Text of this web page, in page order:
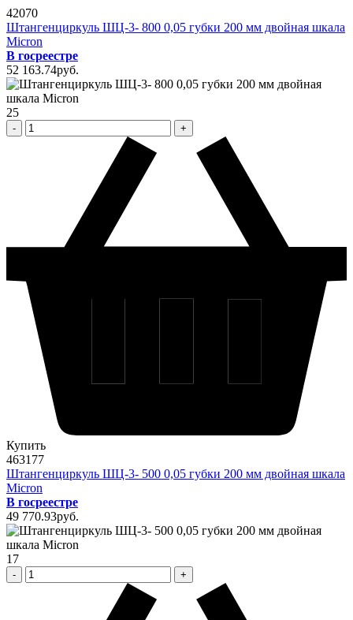
42070
Штангенциркуль ШЦ-3- 800 0,05 губки 200 мм двойная шкала
Micron
В госреестре
52 163.74pуб.
25
Купить
463177
Штангенциркуль ШЦ-3- 500 0,05 губки 200 мм двойная шкала
Micron
В госреестре
49 770.93pуб.
17